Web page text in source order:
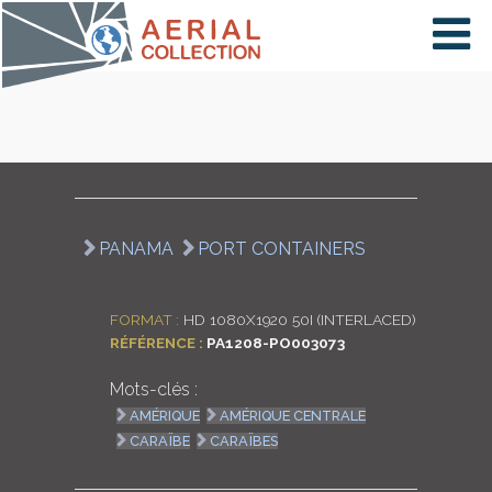
×
PANAMA PORT CONTAINERS
FORMAT : HD 1080X1920 50I (INTERLACED)
RÉFÉRENCE : PA1208-PO003073
Mots-clés :
AMÉRIQUE
AMÉRIQUE CENTRALE
CARAÏBE
CARAÏBES